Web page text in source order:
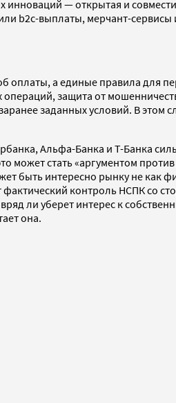
— открытая и
b2c-выплаты, мерчант-
а единые правила для
защита от
заданных условий. В этом
Альфа-Банка и Т-Банка
может стать «аргументом
быть интересно рынку не как
контроль НСПК со
ли уберет интерес к
она.